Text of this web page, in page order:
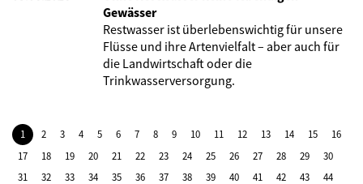
Gewässer
Restwasser ist überlebenswichtig für unsere
Flüsse und ihre Artenvielfalt – aber auch für
die Landwirtschaft oder die
Trinkwasserversorgung.
1 2 3 4 5 6 7 8 9 10 11 12 13 14 15
16
17
18 19 20 21 22 23 24 25 26 27 28 29
30
31
32 33 34 35 36 37 38 39 40 41 42 43
44